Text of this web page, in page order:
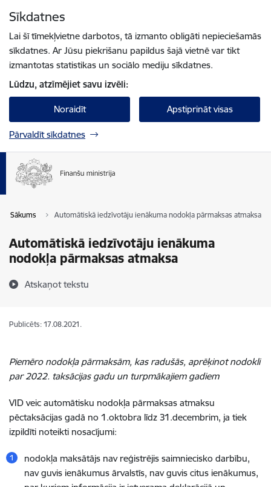
Sīkdatnes
Lai šī tīmekļvietne darbotos, tā izmanto obligāti nepieciešamās
sīkdatnes. Ar Jūsu piekrišanu papildus šajā vietnē var tikt
izmantotas statistikas un sociālo mediju sīkdatnes.
Lūdzu, atzīmējiet savu izvēli:
Noraidīt Apstiprināt visas
Pārvaldīt sīkdatnes
Sākums Automātiskā iedzīvotāju ienākuma nodokļa pārmaksas atmaksa
Automātiskā iedzīvotāju ienākuma
nodokļa pārmaksas atmaksa
Atskaņot tekstu
Publicēts: 17.08.2021.
Piemēro nodokļa pārmaksām, kas radušās, aprēķinot nodokli
par 2022. taksācijas gadu un turpmākajiem gadiem
VID veic automātisku nodokļa pārmaksas atmaksu
pēctaksācijas gadā no 1.oktobra līdz 31.decembrim, ja tiek
izpildīti noteikti nosacījumi:
nodokļa maksātājs nav reģistrējis saimniecisko darbību,
nav guvis ienākumus ārvalstīs, nav guvis citus ienākumus,